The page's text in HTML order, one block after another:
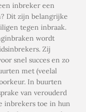
inbreker een
Dit zijn belangrijke
tegen inbraak.
wordt
Zij
snel succes en zo
met (veelal
In buurten
van verouderd
inbrekers toe in hun